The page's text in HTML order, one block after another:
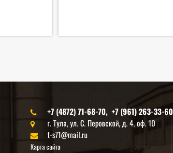
+7 (4872) 71-68-70, +7 (961) 263-33-60
г. Тула, ул. С. Перовской, д. 4, оф. 10
t-s71@mail.ru
Карта сайта